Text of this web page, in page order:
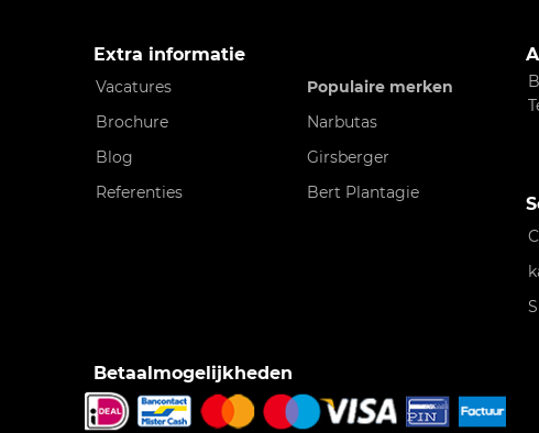
Extra informatie
Vacatures
Populaire merken
Brochure
Narbutas
Blog
Girsberger
Referenties
Bert Plantagie
Betaalmogelijkheden